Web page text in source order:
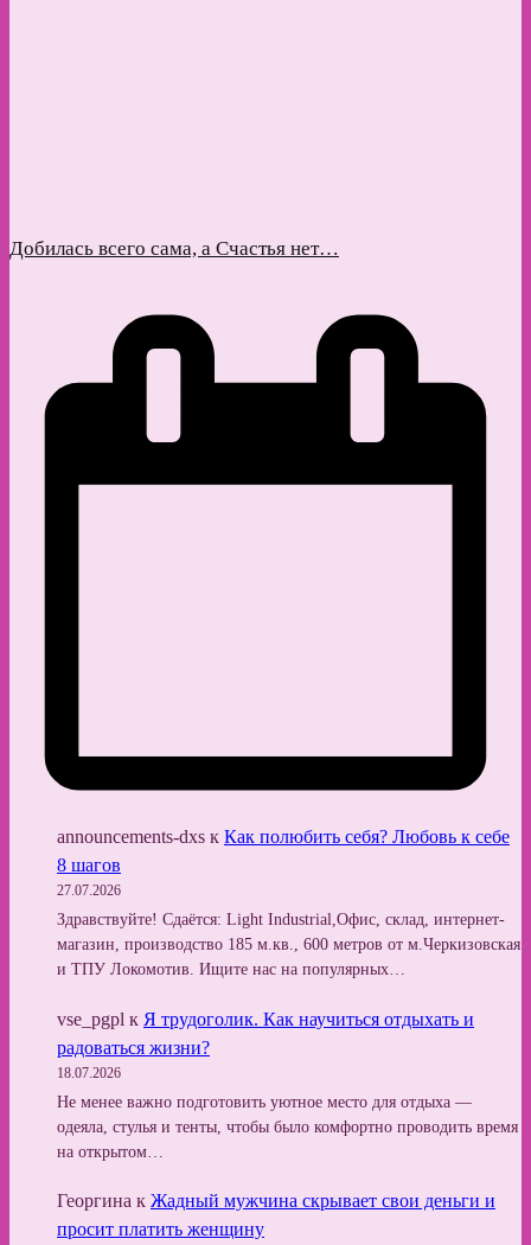
Добилась всего сама, а Счастья нет…
announcements-dxs к Как полюбить себя? Любовь к себе
8 шагов
27.07.2026
Здравствуйте! Сдаётся: Light Industrial,Офис, склад, интернет-
магазин, производство 185 м.кв., 600 метров от м.Черкизовская
и ТПУ Локомотив. Ищите нас на популярных…
vse_pgpl к Я трудоголик. Как научиться отдыхать и
радоваться жизни?
18.07.2026
Не менее важно подготовить уютное место для отдыха —
одеяла, стулья и тенты, чтобы было комфортно проводить время
на открытом…
Георгина к Жадный мужчина скрывает свои деньги и
просит платить женщину